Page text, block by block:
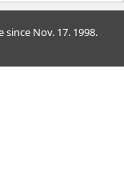
Nov. 17. 1998.